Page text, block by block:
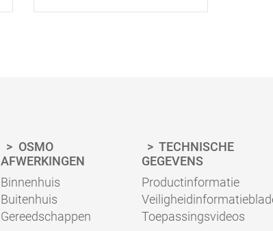
OSMO
AFWERKINGEN
Binnenhuis
Buitenhuis
Gereedschappen
TECHNISCHE
GEGEVENS
Productinformatie
Toepassingsvideos